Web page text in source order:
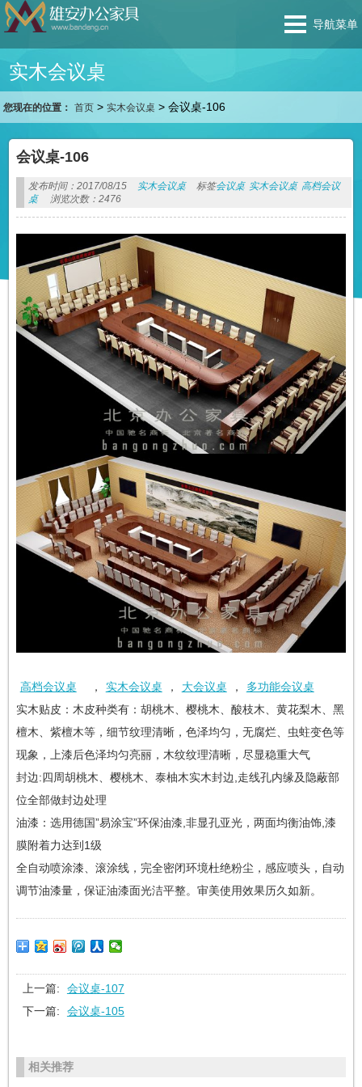
导航菜单
实木会议桌
您现在的位置： 首页 >实木会议桌 >会议桌-106
会议桌-106
发布时间：2017/08/15 实木会议桌 标签会议桌 实木会议桌 高档会议
桌
浏览次数：2476
高档会议桌 ， 实木会议桌 ， 大会议桌 ，
多功能会议桌
实木贴皮：木皮种类有：胡桃木、樱桃木、酸枝木、黄花梨木、黑
檀木、紫檀木等，细节纹理清晰，色泽均匀，无腐烂、虫蛀变色等
现象，上漆后色泽均匀亮丽，木纹纹理清晰，尽显稳重大气
封边:四周胡桃木、樱桃木、泰柚木实木封边,走线孔内缘及隐蔽部
位全部做封边处理
油漆：选用德国”易涂宝”环保油漆,非显孔亚光，两面均衡油饰,漆
膜附着力达到1级
全自动喷涂漆、滚涂线，完全密闭环境杜绝粉尘，感应喷头，自动
调节油漆量，保证油漆面光洁平整。审美使用效果历久如新。
上一篇:
会议桌-107
下一篇:
会议桌-105
相关推荐